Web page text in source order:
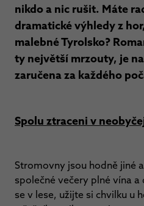
nikdo a nic rušit. Máte
dramatické výhledy z
malebné Tyrolsko?
ty největší mrzouty, je
zaručena za každého
Spolu ztraceni v
Stromovny jsou hodně jiné
společné večery plné vína
se v lese, užijte si chvilku u